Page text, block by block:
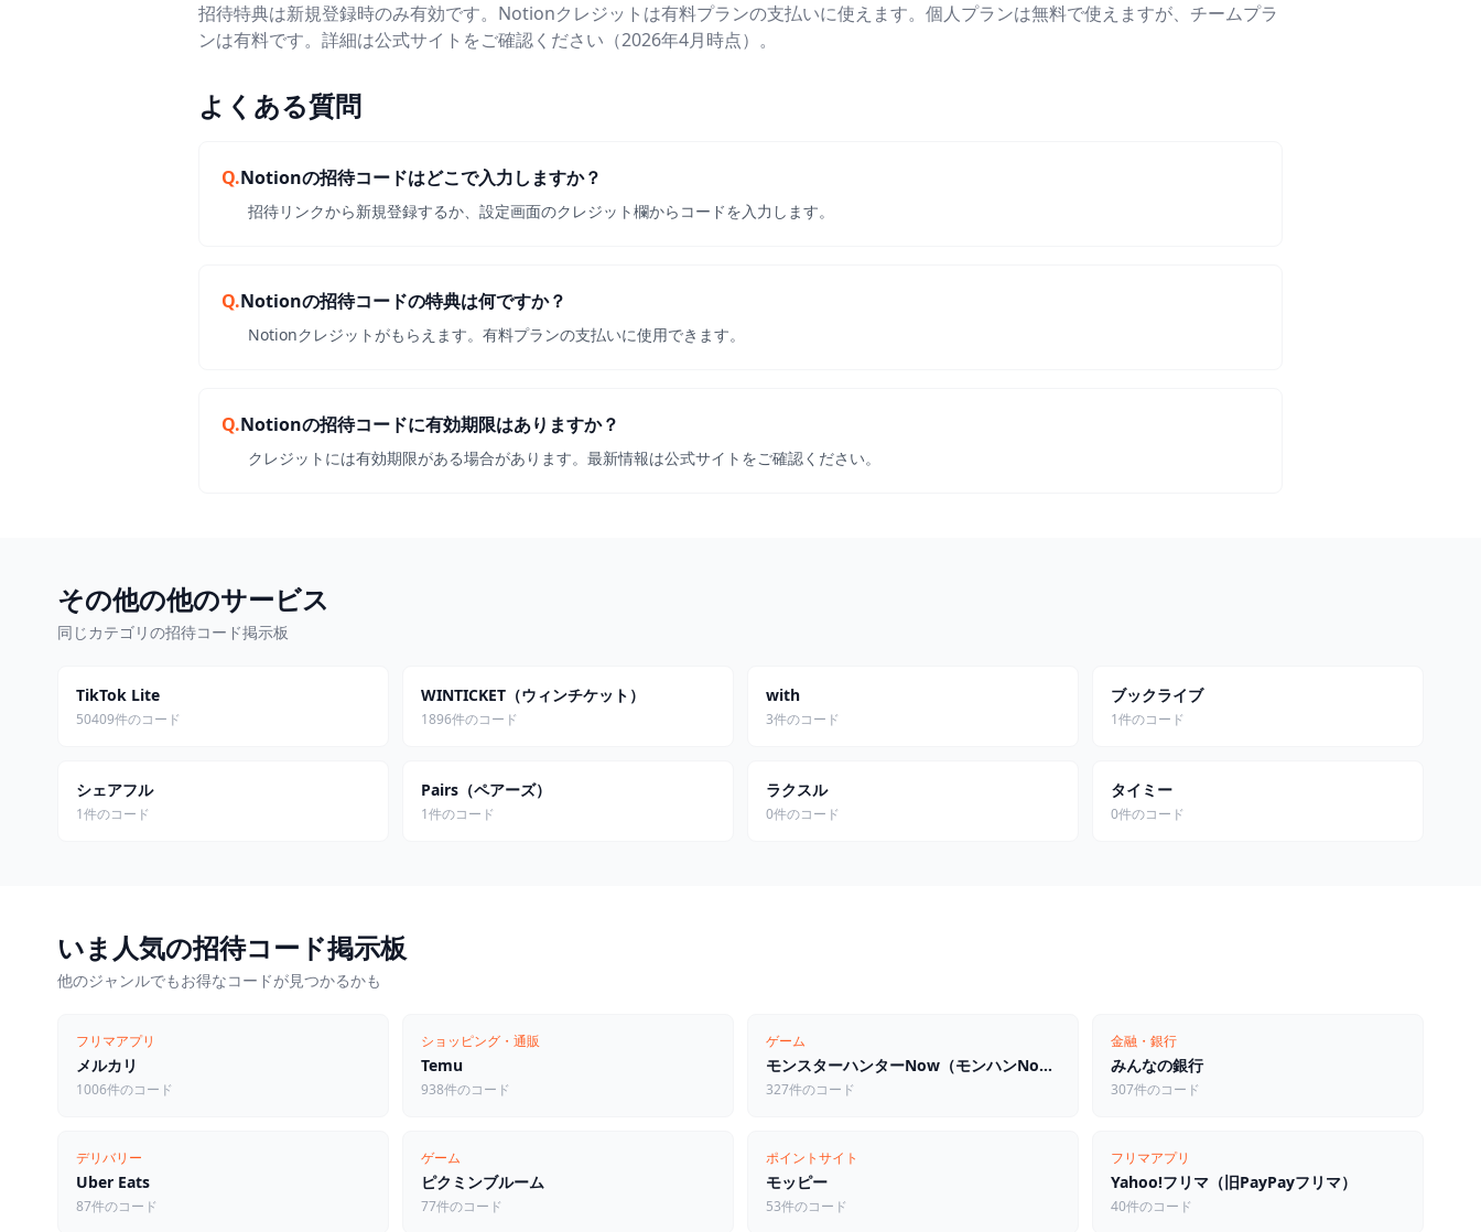
招待特典は新規登録時のみ有効です。Notionクレジットは有料プランの支払いに使えます。個人プランは無料で使えますが、チームプラ
ンは有料です。詳細は公式サイトをご確認ください（2026年4月時点）。
よくある質問
Q.Notionの招待コードはどこで入力しますか？
招待リンクから新規登録するか、設定画面のクレジット欄からコードを入力します。
Q.Notionの招待コードの特典は何ですか？
Notionクレジットがもらえます。有料プランの支払いに使用できます。
Q.Notionの招待コードに有効期限はありますか？
クレジットには有効期限がある場合があります。最新情報は公式サイトをご確認ください。
その他の他のサービス
同じカテゴリの招待コード掲示板
TikTok Lite
50409件のコード
WINTICKET（ウィンチケット）
1896件のコード
with
3件のコード
ブックライブ
1件のコード
シェアフル
1件のコード
Pairs（ペアーズ）
1件のコード
ラクスル
0件のコード
タイミー
0件のコード
いま人気の招待コード掲示板
他のジャンルでもお得なコードが見つかるかも
フリマアプリ
メルカリ
1006件のコード
ショッピング・通販
Temu
938件のコード
ゲーム
モンスターハンターNow（モンハンNow）
327件のコード
金融・銀行
みんなの銀行
307件のコード
デリバリー
Uber Eats
87件のコード
ゲーム
ピクミンブルーム
77件のコード
ポイントサイト
モッピー
53件のコード
フリマアプリ
Yahoo!フリマ（旧PayPayフリマ）
40件のコード